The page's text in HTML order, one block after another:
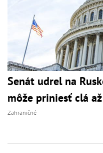
Senát udrel na
môže priniesť clá
Zahraničné